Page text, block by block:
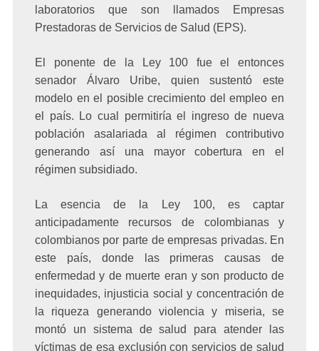
laboratorios que son llamados Empresas
Prestadoras de Servicios de Salud (EPS).
El ponente de la Ley 100 fue el entonces
senador Álvaro Uribe, quien sustentó este
modelo en el posible crecimiento del empleo en
el país. Lo cual permitiría el ingreso de nueva
población asalariada al régimen contributivo
generando así una mayor cobertura en el
régimen subsidiado.
La esencia de la Ley 100, es captar
anticipadamente recursos de colombianas y
colombianos por parte de empresas privadas. En
este país, donde las primeras causas de
enfermedad y de muerte eran y son producto de
inequidades, injusticia social y concentración de
la riqueza generando violencia y miseria, se
montó un sistema de salud para atender las
víctimas de esa exclusión con servicios de salud